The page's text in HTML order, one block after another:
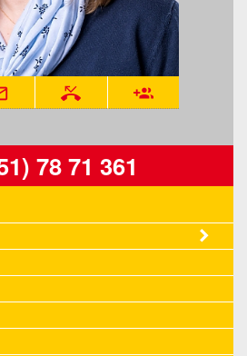
phone_missed group_add
78 71 361